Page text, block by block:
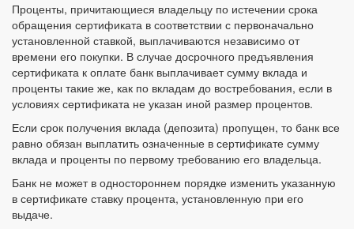
Проценты, причитающиеся владельцу по истечении срока
обращения сертификата в соответствии с первоначально
установленной ставкой, выплачиваются независимо от
времени его покупки. В случае досрочного предъявления
сертификата к оплате банк выплачивает сумму вклада и
проценты такие же, как по вкладам до востребования, если в
условиях сертификата не указан иной размер процентов.
Если срок получения вклада (депозита) пропущен, то банк все
равно обязан выплатить означенные в сертификате сумму
вклада и проценты по первому требованию его владельца.
Банк не может в одностороннем порядке изменить указанную
в сертификате ставку процента, установленную при его
выдаче.